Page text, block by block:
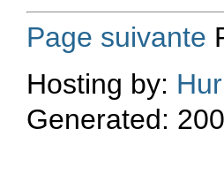
Page suivante
Hosting by:
Generated: